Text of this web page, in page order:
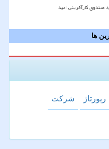
صندوق کارآفرینی امید
ها
رپورتاژ شركت